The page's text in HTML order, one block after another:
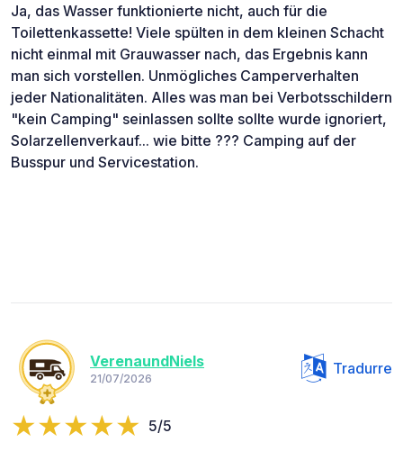
Ja, das Wasser funktionierte nicht, auch für die
Toilettenkassette! Viele spülten in dem kleinen Schacht
nicht einmal mit Grauwasser nach, das Ergebnis kann
man sich vorstellen. Unmögliches Camperverhalten
jeder Nationalitäten. Alles was man bei Verbotsschildern
"kein Camping" seinlassen sollte sollte wurde ignoriert,
Solarzellenverkauf... wie bitte ??? Camping auf der
Busspur und Servicestation.
VerenaundNiels
21/07/2026
Tradurre
5/5